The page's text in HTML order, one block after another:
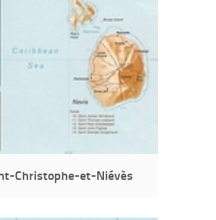
Christophe-et-Niévès